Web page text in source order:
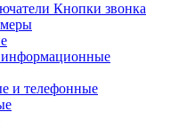
Кнопки звонка
информационные
и телефонные